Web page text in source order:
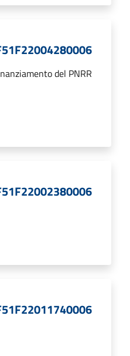
del PNRR